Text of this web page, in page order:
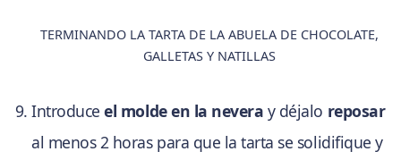
TERMINANDO LA TARTA DE LA ABUELA DE CHOCOLATE,
GALLETAS Y NATILLAS
Introduceel molde en la nevera y déjalo reposar
al menos 2 horas para que la tarta se solidifique y